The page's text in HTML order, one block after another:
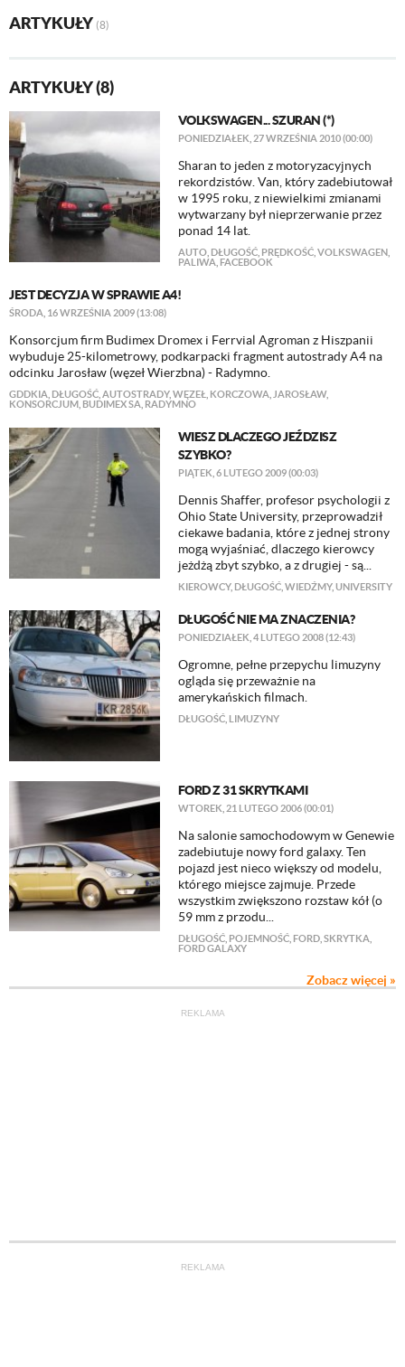
ARTYKUŁY (8)
ARTYKUŁY (8)
VOLKSWAGEN... SZURAN (*)
PONIEDZIAŁEK, 27 WRZEŚNIA 2010 (00:00)
Sharan to jeden z motoryzacyjnych
rekordzistów. Van, który zadebiutował
w 1995 roku, z niewielkimi zmianami
wytwarzany był nieprzerwanie przez
ponad 14 lat.
AUTO, DŁUGOŚĆ, PRĘDKOŚĆ, VOLKSWAGEN,
PALIWA FACEBOOK
JEST DECYZJA W SPRAWIE A4!
ŚRODA, 16 WRZEŚNIA 2009 (13:08)
Konsorcjum firm Budimex Dromex i Ferrvial Agroman z Hiszpanii
wybuduje 25-kilometrowy, podkarpacki fragment autostrady A4 na
odcinku Jarosław (węzeł Wierzbna) - Radymno.
GDDKIA DŁUGOŚĆ AUTOSTRADY, WĘZEŁ KORCZOWA JAROSŁAW,
KONSORCJUM BUDIMEX SA RADYMNO
WIESZ DLACZEGO JEŹDZISZ
SZYBKO?
PIĄTEK, 6 LUTEGO 2009 (00:03)
Dennis Shaffer, profesor psychologii z
Ohio State University, przeprowadził
ciekawe badania, które z jednej strony
mogą wyjaśniać, dlaczego kierowcy
jeżdżą zbyt szybko, a z drugiej - są...
KIEROWCY, DŁUGOŚĆ, WIEDŹMY, UNIVERSITY
DŁUGOŚĆ NIE MA ZNACZENIA?
PONIEDZIAŁEK, 4 LUTEGO 2008 (12:43)
Ogromne, pełne przepychu limuzyny
ogląda się przeważnie na
amerykańskich filmach.
DŁUGOŚĆ, LIMUZYNY
FORD Z 31 SKRYTKAMI
WTOREK, 21 LUTEGO 2006 (00:01)
Na salonie samochodowym w Genewie
zadebiutuje nowy ford galaxy. Ten
pojazd jest nieco większy od modelu,
którego miejsce zajmuje. Przede
wszystkim zwiększono rozstaw kół (o
59 mm z przodu...
DŁUGOŚĆ, POJEMNOŚĆ, FORD, SKRYTKA
FORD GALAXY
Zobacz więcej »
REKLAMA
REKLAMA